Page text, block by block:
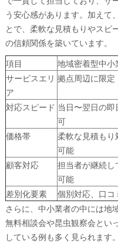
う安心感があります。加えて
とで、柔軟な見積もりやスピ
の信頼関係を築いています。
項目
地域密着型中小
サービスエリ
ア
拠点周辺に限定
対応スピード 当日〜翌日の即
可
価格帯
柔軟な見積もり
可能
顧客対応
担当者が継続し
可能
差別化要素 個別対応、口コ
さらに、中小業者の中には地
無料相談会や昆虫観察会とい
している例も多く見られます